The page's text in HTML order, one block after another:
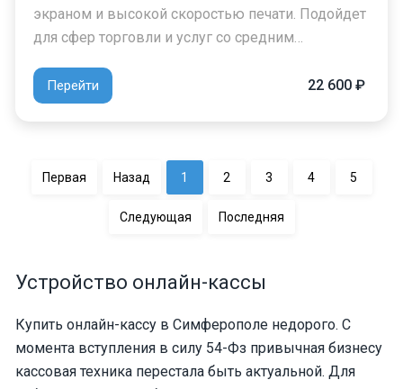
экраном и высокой скоростью печати. Подойдет
для сфер торговли и услуг со средним…
Перейти 22 600 ₽
Первая Назад 1 2 3 4 5
Следующая Последняя
Устройство онлайн-кассы
Купить онлайн-кассу в Симферополе недорого. С
момента вступления в силу 54-Фз привычная бизнесу
кассовая техника перестала быть актуальной. Для